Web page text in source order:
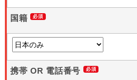
国籍
携帯 OR 電話番号